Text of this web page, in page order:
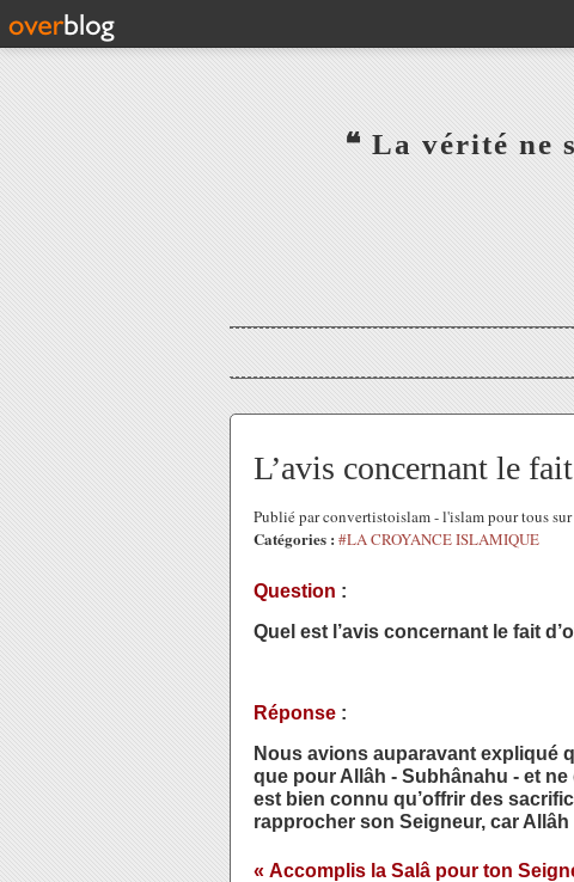
‎❝ La vérité ne
L’avis concernant le
Publié par convertistoislam - l'islam pour tous
Catégories : #LA CROYANCE ISLAMIQUE
Question :
Quel est l’avis concernant le fait
Réponse :
Nous avions auparavant expliqué
que pour Allâh - Subhânahu - et ne
est bien connu qu’offrir des
rapprocher son Seigneur, car Allâh
« Accomplis la Salâ pour ton